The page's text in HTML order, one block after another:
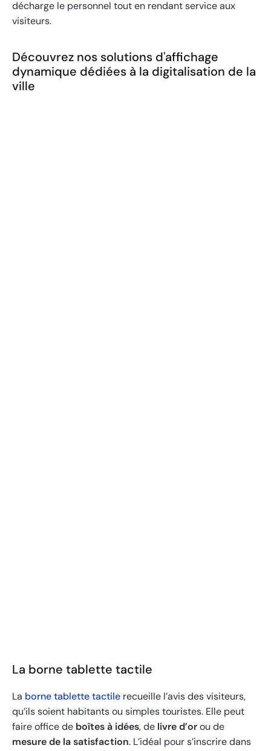
décharge le personnel tout en rendant service aux
visiteurs.
Découvrez nos solutions d'affichage
dynamique dédiées à la digitalisation de la
ville
La borne tablette tactile
La borne tablette tactile recueille l’avis des visiteurs,
qu’ils soient habitants ou simples touristes. Elle peut
faire office de boîtes à idées, de livre d’orou de
mesure de la satisfaction. L’idéal pour s’inscrire dans